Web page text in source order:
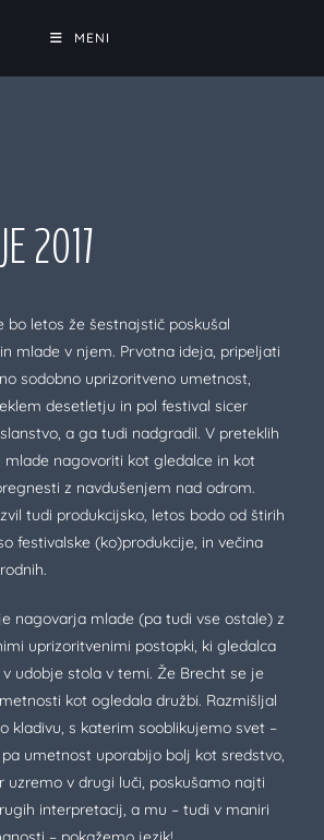
MENI
2017
bo letos že šestnajstič poskušal
mlade v njem. Prvotna ideja, pripeljati
sodobno uprizoritveno umetnost,
desetletju in pol festival sicer
a ga tudi nadgradil. V preteklih
mlade nagovoriti kot gledalce in kot
z navdušenjem nad odrom.
tudi produkcijsko, letos bodo od štirih
festivalske (ko)produkcije, in večina
nagovarja mlade (pa tudi vse ostale) z
uprizoritvenimi postopki, ki gledalca
udobje stola v temi. Že Brecht se je
kot ogledala družbi. Razmišljal
kladivu, s katerim sooblikujemo svet –
umetnost uporabijo bolj kot sredstvo,
uzremo v drugi luči, poskušamo najti
interpretacij, a mu – tudi v maniri